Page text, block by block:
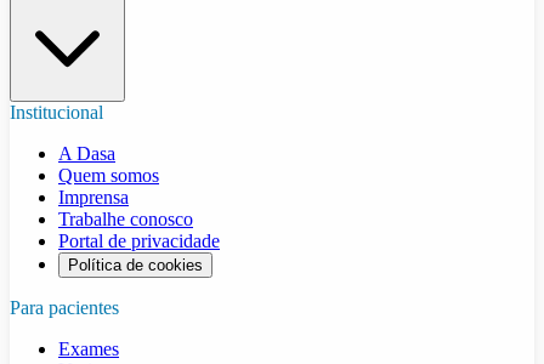
Institucional
A Dasa
Quem somos
Imprensa
Trabalhe conosco
Portal de privacidade
Política de cookies
Para pacientes
Exames